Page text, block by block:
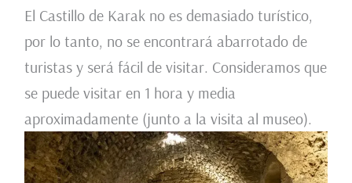
El Castillo de Karak no es demasiado turístico,
por lo tanto, no se encontrará abarrotado de
turistas y será fácil de visitar. Consideramos que
se puede visitar en 1 hora y media
aproximadamente (junto a la visita al museo).